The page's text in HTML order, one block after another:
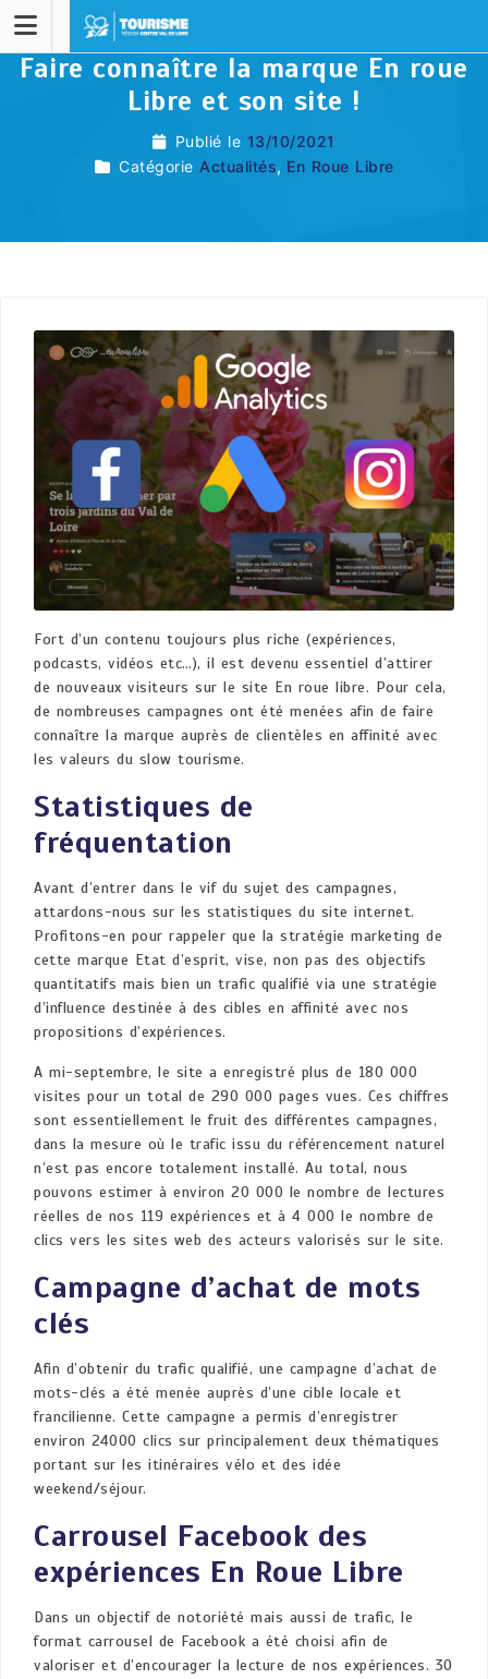
Faire connaître la marque En roue
Libre et son site !
Publié le 13/10/2021
Catégorie Actualités, En Roue Libre
Fort d’un contenu toujours plus riche (expériences,
podcasts, vidéos etc…), il est devenu essentiel d’attirer
de nouveaux visiteurs sur le site En roue libre. Pour cela,
de nombreuses campagnes ont été menées afin de faire
connaître la marque auprès de clientèles en affinité avec
les valeurs du slow tourisme.
Statistiques de
fréquentation
Avant d’entrer dans le vif du sujet des campagnes,
attardons-nous sur les statistiques du site internet.
Profitons-en pour rappeler que la stratégie marketing de
cette marque Etat d’esprit, vise, non pas des objectifs
quantitatifs mais bien un trafic qualifié via une stratégie
d’influence destinée à des cibles en affinité avec nos
propositions d’expériences.
A mi-septembre, le site a enregistré plus de 180 000
visites pour un total de 290 000 pages vues. Ces chiffres
sont essentiellement le fruit des différentes campagnes,
dans la mesure où le trafic issu du référencement naturel
n’est pas encore totalement installé. Au total, nous
pouvons estimer à environ 20 000 le nombre de lectures
réelles de nos 119 expériences et à 4 000 le nombre de
clics vers les sites web des acteurs valorisés sur le site.
Campagne d’achat de mots
clés
Afin d’obtenir du trafic qualifié, une campagne d’achat de
mots-clés a été menée auprès d’une cible locale et
francilienne. Cette campagne a permis d’enregistrer
environ 24000 clics sur principalement deux thématiques
portant sur les itinéraires vélo et des idée
weekend/séjour.
Carrousel Facebook des
expériences En Roue Libre
Dans un objectif de notoriété mais aussi de trafic, le
format carrousel de Facebook a été choisi afin de
valoriser et d’encourager la lecture de nos expériences. 30